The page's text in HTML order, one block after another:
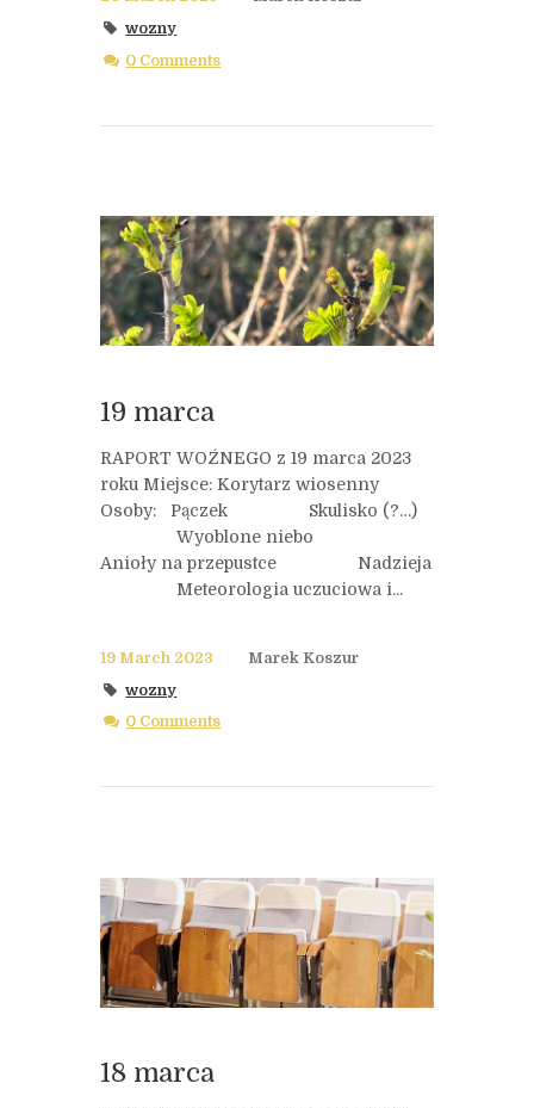
wozny
0 Comments
19 marca
RAPORT WOŹNEGO z 19 marca 2023
roku Miejsce: Korytarz wiosenny
Osoby: Pączek Skulisko (?…)
Wyoblone niebo
Anioły na przepustce Nadzieja
Meteorologia uczuciowa i...
19 March 2023
Marek Koszur
wozny
0 Comments
18 marca